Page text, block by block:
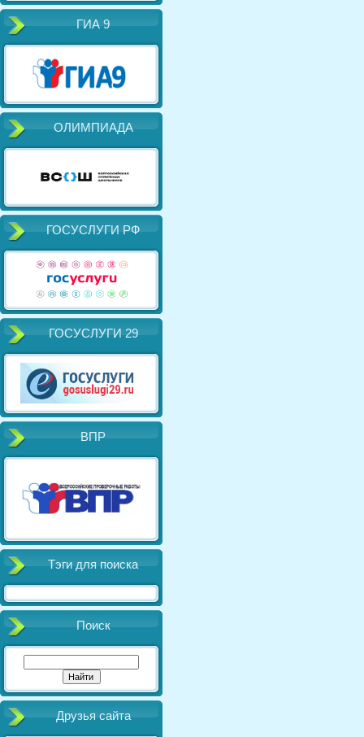
ГИА 9
ОЛИМПИАДА
ГОСУСЛУГИ РФ
ГОСУСЛУГИ 29
ВПР
Тэги для поиска
Поиск
Друзья сайта